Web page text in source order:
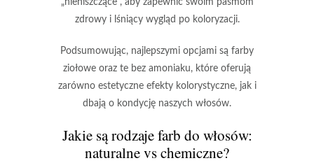
„nieniszczące”, aby zapewnić swoim pasmom
zdrowy i lśniący wygląd po koloryzacji.
Podsumowując, najlepszymi opcjami są farby
ziołowe oraz te bez amoniaku, które oferują
zarówno estetyczne efekty kolorystyczne, jak i
dbają o kondycję naszych włosów.
Jakie są rodzaje farb do włosów:
naturalne vs chemiczne?